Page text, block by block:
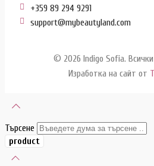
+359 89 294 9291
support@mybeautyland.com
© 2026 Indigo Sofia. Всички
Изработка на сайт от
Търсене